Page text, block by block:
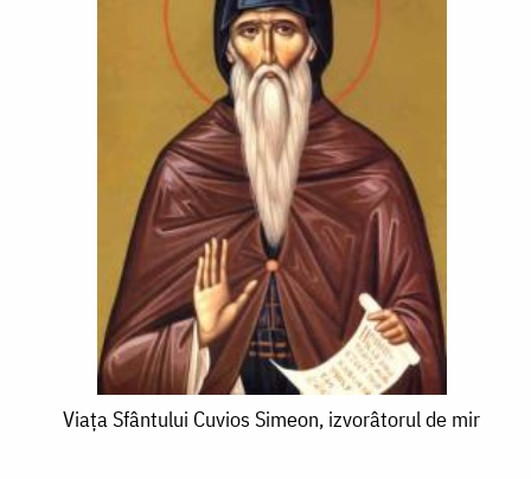
Viața
Viața Sfântului Cuvios Simeon, izvorâtorul de mir